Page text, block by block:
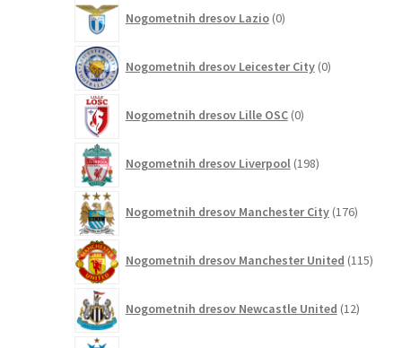
Nogometnih dresov Lazio 0izdelkov
Nogometnih dresov Leicester City 0izdelkov
Nogometnih dresov Lille OSC 0izdelkov
Nogometnih dresov Liverpool 198izdelkov
Nogometnih dresov Manchester City 176izdelkov
Nogometnih dresov Manchester United 115
Nogometnih dresov Newcastle United 12izdelkov